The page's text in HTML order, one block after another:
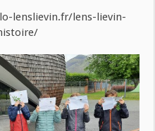
lenslievin.fr/lens-lievin-